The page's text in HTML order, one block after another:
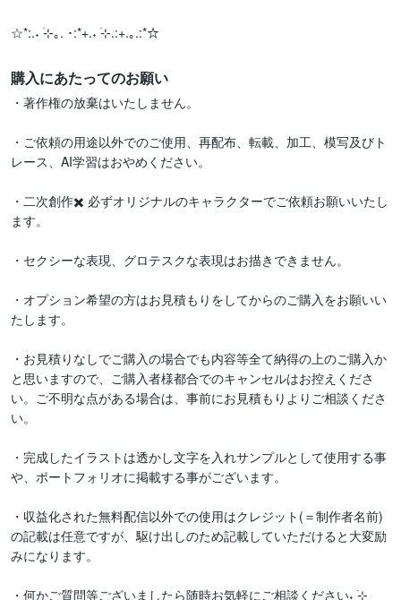
☆*:.˖ ࣪⊹｡. ･:*+.˖ ࣪⊹.:+.｡.:*☆
購入にあたってのお願い
・著作権の放棄はいたしません。
・ご依頼の用途以外でのご使用、再配布、転載、加工、模写及びト
レース、AI学習はおやめください。
・二次創作✖️ 必ずオリジナルのキャラクターでご依頼お願いいたし
ます。
・セクシーな表現、グロテスクな表現はお描きできません。
・オプション希望の方はお見積もりをしてからのご購入をお願いい
たします。
・お見積りなしでご購入の場合でも内容等全て納得の上のご購入か
と思いますので、ご購入者様都合でのキャンセルはお控えくださ
い。ご不明な点がある場合は、事前にお見積もりよりご相談くださ
い。
・完成したイラストは透かし文字を入れサンプルとして使用する事
や、ポートフォリオに掲載する事がございます。
・収益化された無料配信以外での使用はクレジット(＝制作者名前)
の記載は任意ですが、駆け出しのため記載していただけると大変励
みになります。
・何かご質問等ございましたら随時お気軽にご相談ください˖ ࣪⊹